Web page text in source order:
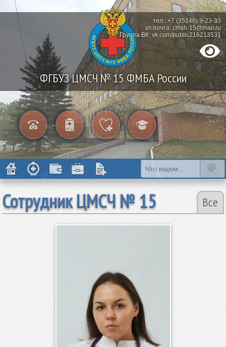
ФГБУЗ ЦМСЧ № 15 ФМБА России
тел.: +7 (35146) 9-23-33
эл.почта: cmsh-15@mail.ru
Группа ВК: vk.com/public216213531
Сотрудник ЦМСЧ № 15 Все